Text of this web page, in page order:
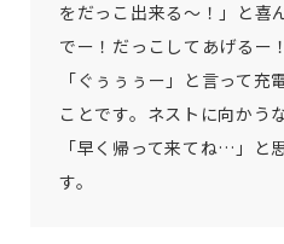
をだっこ出来る〜！」と喜
でー！だっこしてあげるー
「ぐぅぅぅー」と言って充
ことです。ネストに向かう
「早く帰って来てね…」と
す。